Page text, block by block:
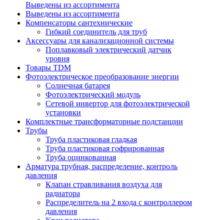
Выведены из ассортимента
Выведены из ассортимента
Компенсаторы сантехнические
Гибкий соединитель для труб
Аксессуары для канализационной системы
Поплавковый электрический датчик
уровня
Товары TDM
Фотоэлектрическое преобразование энергии
Солнечная батарея
Фотоэлектрический модуль
Сетевой инвертор для фотоэлектрической
установки
Комплектные трансформаторные подстанции
Трубы
Труба пластиковая гладкая
Труба пластиковая гофрированная
Труба оцинкованная
Арматура трубная, распределение, контроль
давления
Клапан стравливания воздуха для
радиатора
Распределитель на 2 входа с контроллером
давления